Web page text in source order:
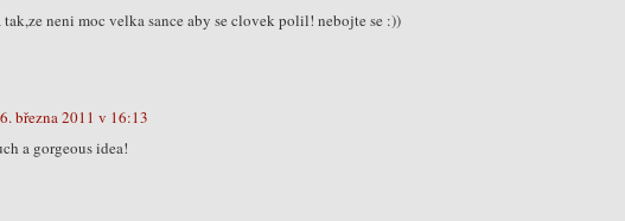
neni moc velka sance aby se clovek polil! nebojte se :))
března 2011 v 16:13
a gorgeous idea!